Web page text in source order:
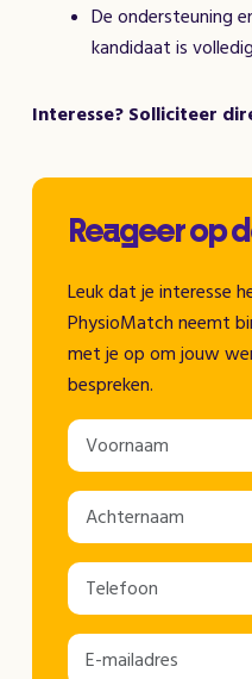
De ondersteuning
kandidaat is
Interesse? Solliciteer
Reageer op
Leuk dat je interesse
PhysioMatch neemt
met je op om jouw
bespreken.